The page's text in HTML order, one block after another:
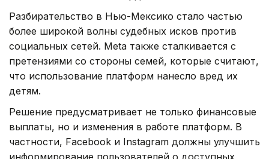
Разбирательство в Нью-Мексико стало частью
более широкой волны судебных исков против
социальных сетей. Meta также сталкивается с
претензиями со стороны семей, которые считают,
что использование платформ нанесло вред их
детям.
Решение предусматривает не только финансовые
выплаты, но и изменения в работе платформ. В
частности, Facebook и Instagram должны улучшить
информирование пользователей о доступных